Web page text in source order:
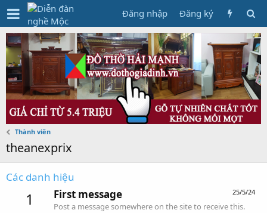
Đăng nhập Đăng ký
Thành viên
theanexprix
Các danh hiệu
1 25/5/24
First message
Post a message somewhere on the site to receive this.